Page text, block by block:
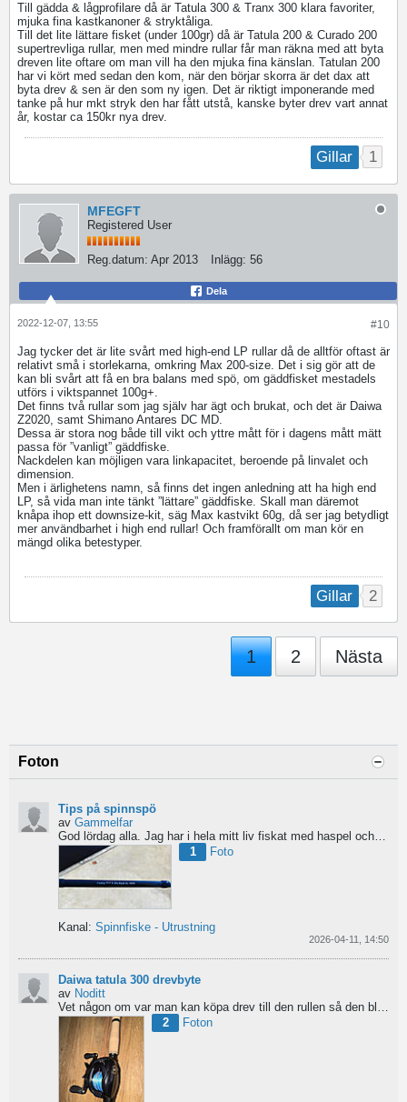
Till gädda & lågprofilare då är Tatula 300 & Tranx 300 klara favoriter,
mjuka fina kastkanoner & stryktåliga.
Till det lite lättare fisket (under 100gr) då är Tatula 200 & Curado 200
supertrevliga rullar, men med mindre rullar får man räkna med att byta
dreven lite oftare om man vill ha den mjuka fina känslan. Tatulan 200
har vi kört med sedan den kom, när den börjar skorra är det dax att
byta drev & sen är den som ny igen. Det är riktigt imponerande med
tanke på hur mkt stryk den har fått utstå, kanske byter drev vart annat
år, kostar ca 150kr nya drev.
Gillar 1
MFEGFT
Registered User
Reg.datum: Apr 2013 Inlägg: 56
Dela
#10
2022-12-07, 13:55
Jag tycker det är lite svårt med high-end LP rullar då de alltför oftast är
relativt små i storlekarna, omkring Max 200-size. Det i sig gör att de
kan bli svårt att få en bra balans med spö, om gäddfisket mestadels
utförs i viktspannet 100g+.
Det finns två rullar som jag själv har ägt och brukat, och det är Daiwa
Z2020, samt Shimano Antares DC MD.
Dessa är stora nog både till vikt och yttre mått för i dagens mått mätt
passa för ”vanligt” gäddfiske.
Nackdelen kan möjligen vara linkapacitet, beroende på linvalet och
dimension.
Men i ärlighetens namn, så finns det ingen anledning att ha high end
LP, så vida man inte tänkt ”lättare” gäddfiske. Skall man däremot
knåpa ihop ett downsize-kit, säg Max kastvikt 60g, då ser jag betydligt
mer användbarhet i high end rullar! Och framförallt om man kör en
mängd olika betestyper.
Gillar 2
1 2 Nästa
Foton
Tips på spinnspö
av Gammelfar
God lördag alla. Jag har i hela mitt liv fiskat med haspel och har för något år sedan hittat min...
1
Foto
Kanal: Spinnfiske - Utrustning
2026-04-11, 14:50
Daiwa tatula 300 drevbyte
av Noditt
Vet någon om var man kan köpa drev till den rullen så den blir lågutväxlad har en japansk 8.1 det är...
2
Foton